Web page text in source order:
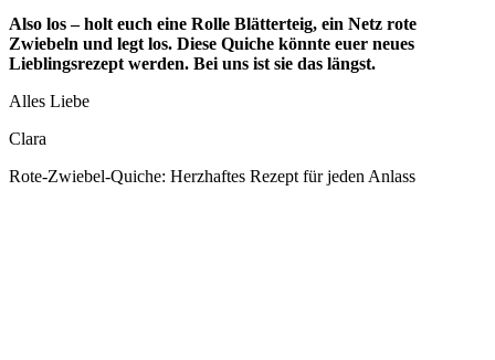
Also los – holt euch eine Rolle Blätterteig, ein Netz rote
Zwiebeln und legt los. Diese Quiche könnte euer neues
Lieblingsrezept werden. Bei uns ist sie das längst.
Alles Liebe
Clara
Rote-Zwiebel-Quiche: Herzhaftes Rezept für jeden Anlass